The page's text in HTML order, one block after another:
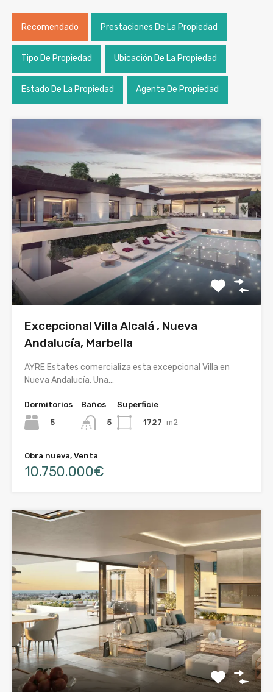
Recomendado Prestaciones De La Propiedad
Tipo De Propiedad Ubicación De La Propiedad
Estado De La Propiedad Agente De Propiedad
Excepcional Villa Alcalá , Nueva
Andalucía, Marbella
AYRE Estates comercializa esta excepcional Villa en
Nueva Andalucía. Una…
Dormitorios
5
Baños
5
Superficie
1727 m2
Obra nueva, Venta
10.750.000€